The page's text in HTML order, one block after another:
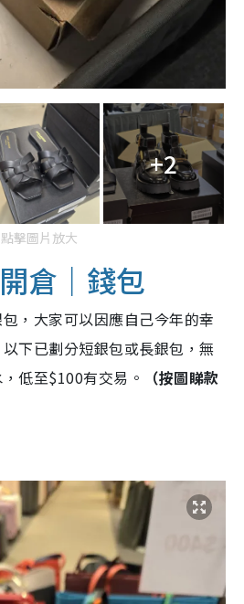
+2
點擊圖片放大
倉｜錢包
，大家可以因應自己今年的幸
下已劃分短銀包或長銀包，無
低至$100有交易。
（按圖睇款